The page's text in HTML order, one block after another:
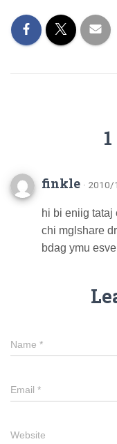
finkle ·
hi bi eniig tataj
chi mglshare
bdag ymu
Name *
Email *
Website